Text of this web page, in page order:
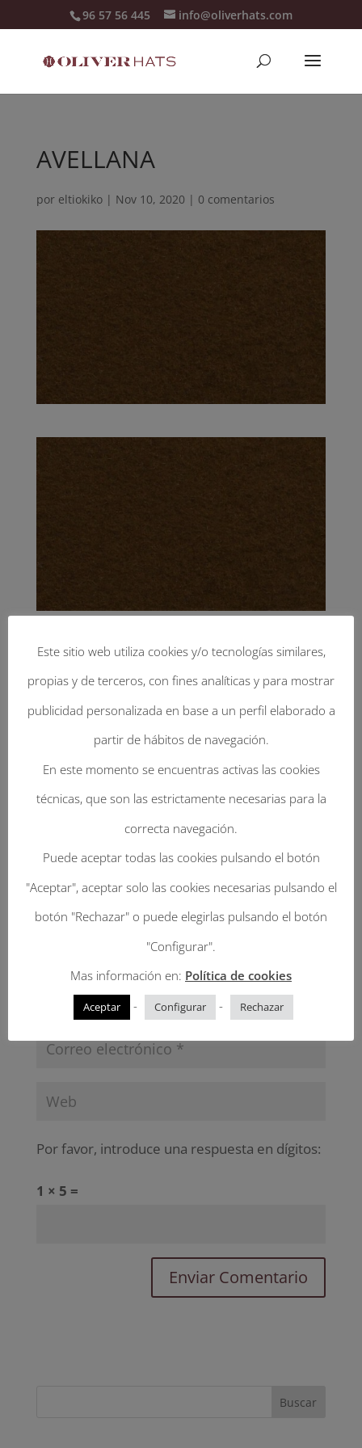
96 57 56 445 info@oliverhats.com
AVELLANA
por eltiokiko| Nov 10, 2020 | 0 comentarios
Tu dirección de correo electrónico no será
publicada.
Los campos obligatorios están
marcados con
*
Por favor, introduce una respuesta en dígitos:
1 × 5 =
Este sitio web utiliza cookies y/o tecnologías similares,
propias y de terceros, con fines analíticas y para mostrar
publicidad personalizada en base a un perfil elaborado a
partir de hábitos de navegación.
En este momento se encuentras activas las cookies
técnicas, que son las estrictamente necesarias para la
correcta navegación.
Puede aceptar todas las cookies pulsando el botón
"Aceptar", aceptar solo las cookies necesarias pulsando el
botón "Rechazar" o puede elegirlas pulsando el botón
"Configurar".
Mas información en: Política de cookies
Aceptar - Configurar - Rechazar